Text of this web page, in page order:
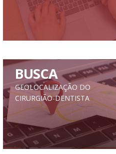
BUSCA
GEOLOCALIZAÇÃO DO
CIRURGIÃO-DENTISTA